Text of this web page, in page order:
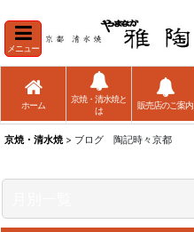
京焼・清水焼> ブログ 陶記時々京都
メニュー
ホーム
京焼・清水焼と
は
販売店のご案内